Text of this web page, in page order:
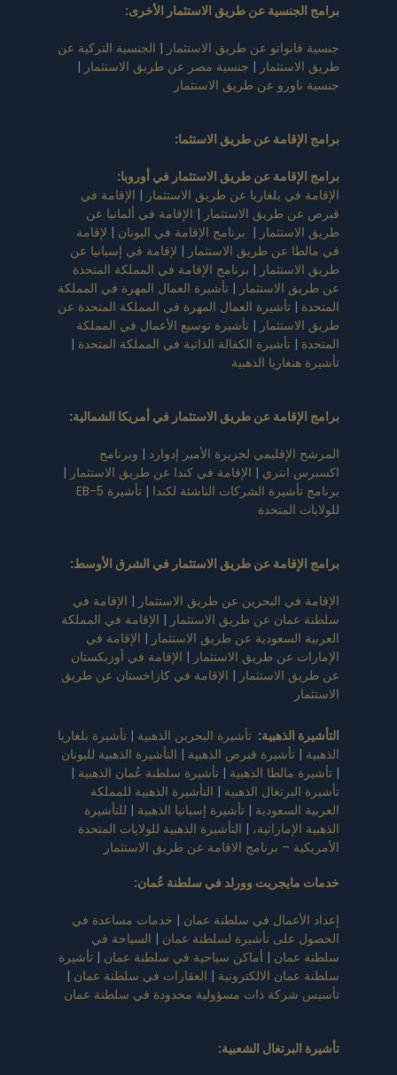
برامج الجنسية عن طريق الاستثمار الأخرى:
جنسية فانواتو عن طريق الاستثمار | الجنسية التركية عن
طريق الاستثمار | جنسية مصر عن طريق الاستثمار |
جنسية ناورو عن طريق الاستثمار
برامج الإقامة عن طريق الاستثما:
برامج الإقامة عن طريق الاستثمار في أوروبا:
الإقامة في بلغاريا عن طريق الاستثمار | الإقامة في
قبرص عن طريق الاستثمار | الإقامة في ألمانيا عن
طريق الاستثمار | برنامج الإقامة في اليونان | لإقامة
في مالطا عن طريق الاستثمار | لإقامة في إسبانيا عن
طريق الاستثمار | برنامج الإقامة في المملكة المتحدة
عن طريق الاستثمار | تأشيرة العمال المهرة في المملكة
المتحدة | تأشيرة العمال المهرة في المملكة المتحدة عن
طريق الاستثمار | تأشيرة توسيع الأعمال في المملكة
المتحدة | تأشيرة الكفالة الذاتية في المملكة المتحدة |
تأشيرة هنغاريا الذهبية
برامج الإقامة عن طريق الاستثمار في أمريكا الشمالية:
المرشح الإقليمي لجزيرة الأمير إدوارد | وبرنامج
اكسبرس انتري | الإقامة في كندا عن طريق الاستثمار |
برنامج تأشيرة الشركات الناشئة لكندا |
تأشيرة EB-5
للولايات المتحدة
برامج الإقامة عن طريق الاستثمار في الشرق الأوسط:
الإقامة في البحرين عن طريق الاستثمار | الإقامة في
سلطنة عمان عن طريق الاستثمار | الإقامة في المملكة
العربية السعودية عن طريق الاستثمار | الإقامة في
الإمارات عن طريق الاستثمار | الإقامة في أوزبكستان
عن طريق الاستثمار | الإقامة في كازاخستان عن طريق
الاستثمار
التأشيرة الذهبية: تأشيرة البحرين الذهبية | تأشيرة بلغاريا
الذهبية | تأشيرة قبرص الذهبية | التأشيرة الذهبية لليونان
| تأشيرة مالطا الذهبية | تأشيرة سلطنة عُمان الذهبية |
تأشيرة البرتغال الذهبية | التأشيرة الذهبية للمملكة
العربية السعودية | تأشيرة إسبانيا الذهبية | للتأشيرة
الذهبية الإماراتية، | التأشيرة الذهبية للولايات المتحدة
الأمريكية – برنامج الاقامة عن طريق الاستثمار
خدمات مايجريت وورلد في سلطنة عُمان:
إعداد الأعمال في سلطنة عمان | خدمات مساعدة في
الحصول على تأشيرة لسلطنة عمان | السياحة في
سلطنة عمان | أماكن سياحية في سلطنة عمان | تأشيرة
سلطنة عمان الالكترونية | العقارات في سلطنة عمان |
تأسيس شركة ذات مسؤولية محدودة في سلطنة عمان
تأشيرة البرتغال الشعبية: